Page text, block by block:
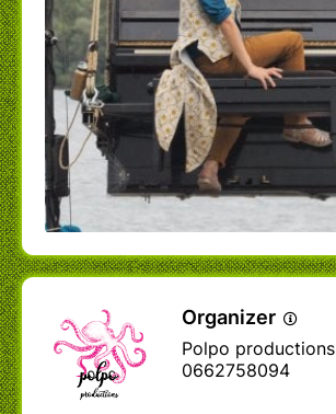
Organizer
Polpo productions
0662758094